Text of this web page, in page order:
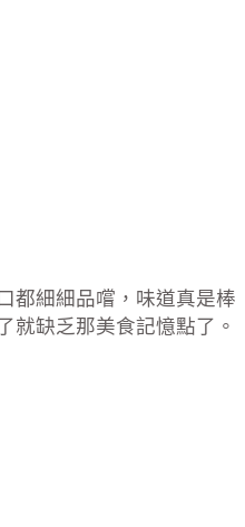
都細細品嚐，味道真是棒
就缺乏那美食記憶點了。